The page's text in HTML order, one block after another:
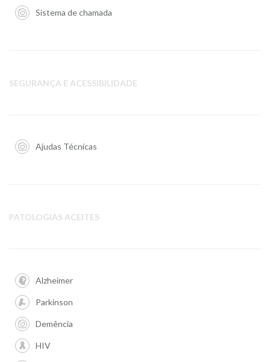
Sistema de chamada
SEGURANÇA E ACESSIBILIDADE
Ajudas Técnicas
PATOLOGIAS ACEITES
Alzheimer
Parkinson
Demência
HIV